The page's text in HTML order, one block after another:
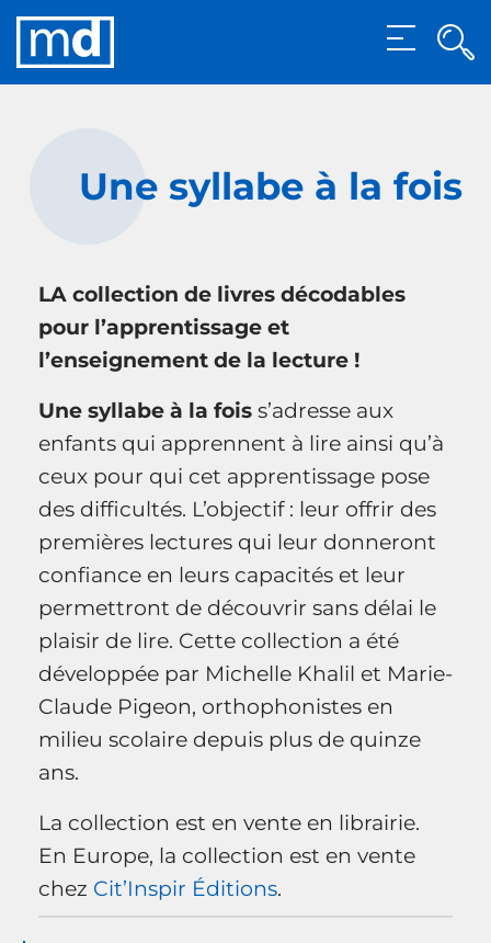
MENU
Une syllabe à la fois
LA collection de livres décodables
pour l’apprentissage et
l’enseignement de la lecture !
Une syllabe à la fois s’adresse aux
enfants qui apprennent à lire ainsi qu’à
ceux pour qui cet apprentissage pose
des difficultés. L’objectif : leur offrir des
premières lectures qui leur donneront
confiance en leurs capacités et leur
permettront de découvrir sans délai le
plaisir de lire. Cette collection a été
développée par Michelle Khalil et Marie-
Claude Pigeon, orthophonistes en
milieu scolaire depuis plus de quinze
ans.
La collection est en vente en librairie.
En Europe, la collection est en vente
chez Cit’Inspir Éditions.